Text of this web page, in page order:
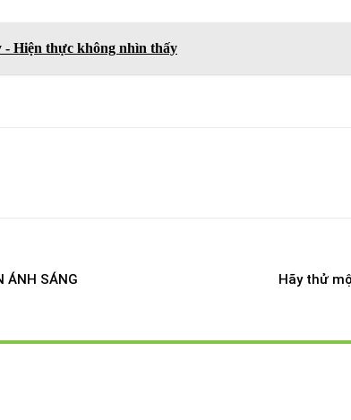
- Hiện thực không nhìn thấy
ÁNH SÁNG Hãy thử